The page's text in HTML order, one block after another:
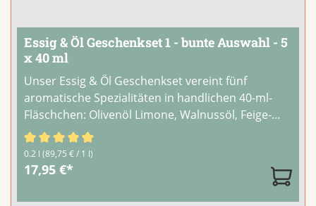
Essig & Öl Geschenkset 1 - bunte Auswahl - 5
x 40 ml
Unser Essig & Öl Geschenkset vereint fünf
aromatische Spezialitäten in handlichen 40-ml-
Fläschchen: Olivenöl Limone, Walnussöl, Feige-
Dattel Balsam, Himbeer Aperitif und
Passionsfrucht Balsam. Eine bunte Auswahl für
Genießer und Hobbyköche.Mit dem Set entdeckst
Durchschnittliche Bewertung von 4.6 von 5 Sternen
0.2 l (89,75 € / 1 l)
17,95 €*